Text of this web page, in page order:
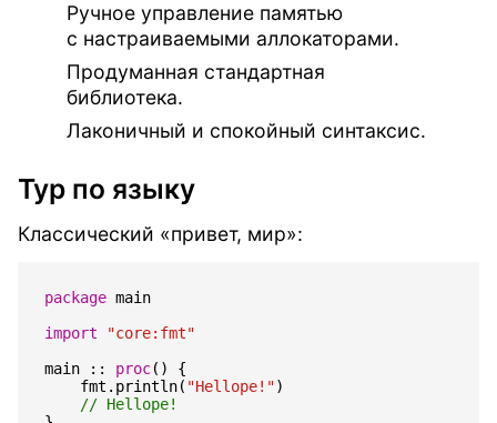
Ручное управление памятью
с настраиваемыми аллокаторами.
Продуманная стандартная
библиотека.
Лаконичный и спокойный синтаксис.
Тур по языку
Классический «привет, мир»:
package main
import
"core:fmt"
main
:: proc()
{
fmt . println( "Hellope!")